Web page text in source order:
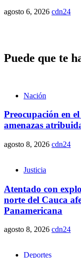
agosto 6, 2026 cdn24
Puede que te
Nación
Preocupación en
amenazas
agosto 8, 2026 cdn24
Justicia
Atentado con
norte del Cauca
Panamericana
agosto 8, 2026 cdn24
Deportes